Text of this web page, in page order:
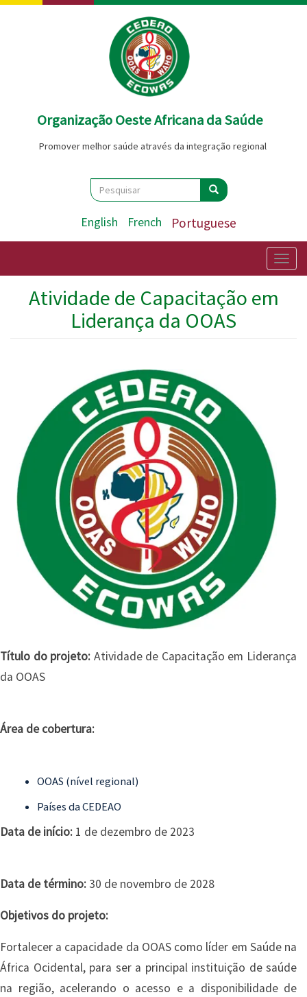
Passar
Organização Oeste Africana da Saúde
Promover melhor saúde através da integração regional
Search
Pesquisar Pesquisar
English French Portuguese
Atividade de Capacitação em
Liderança da OOAS
Título do projeto: Atividade de Capacitação em Liderança
da OOAS
Área de cobertura:
OOAS (nível regional)
Países da CEDEAO
Data de início: 1 de dezembro de 2023
Data de término:30 de novembro de 2028
Objetivos do projeto:
Fortalecer a capacidade da OOAS como líder em Saúde na
África Ocidental, para ser a principal instituição de saúde
na região, acelerando o acesso e a disponibilidade de